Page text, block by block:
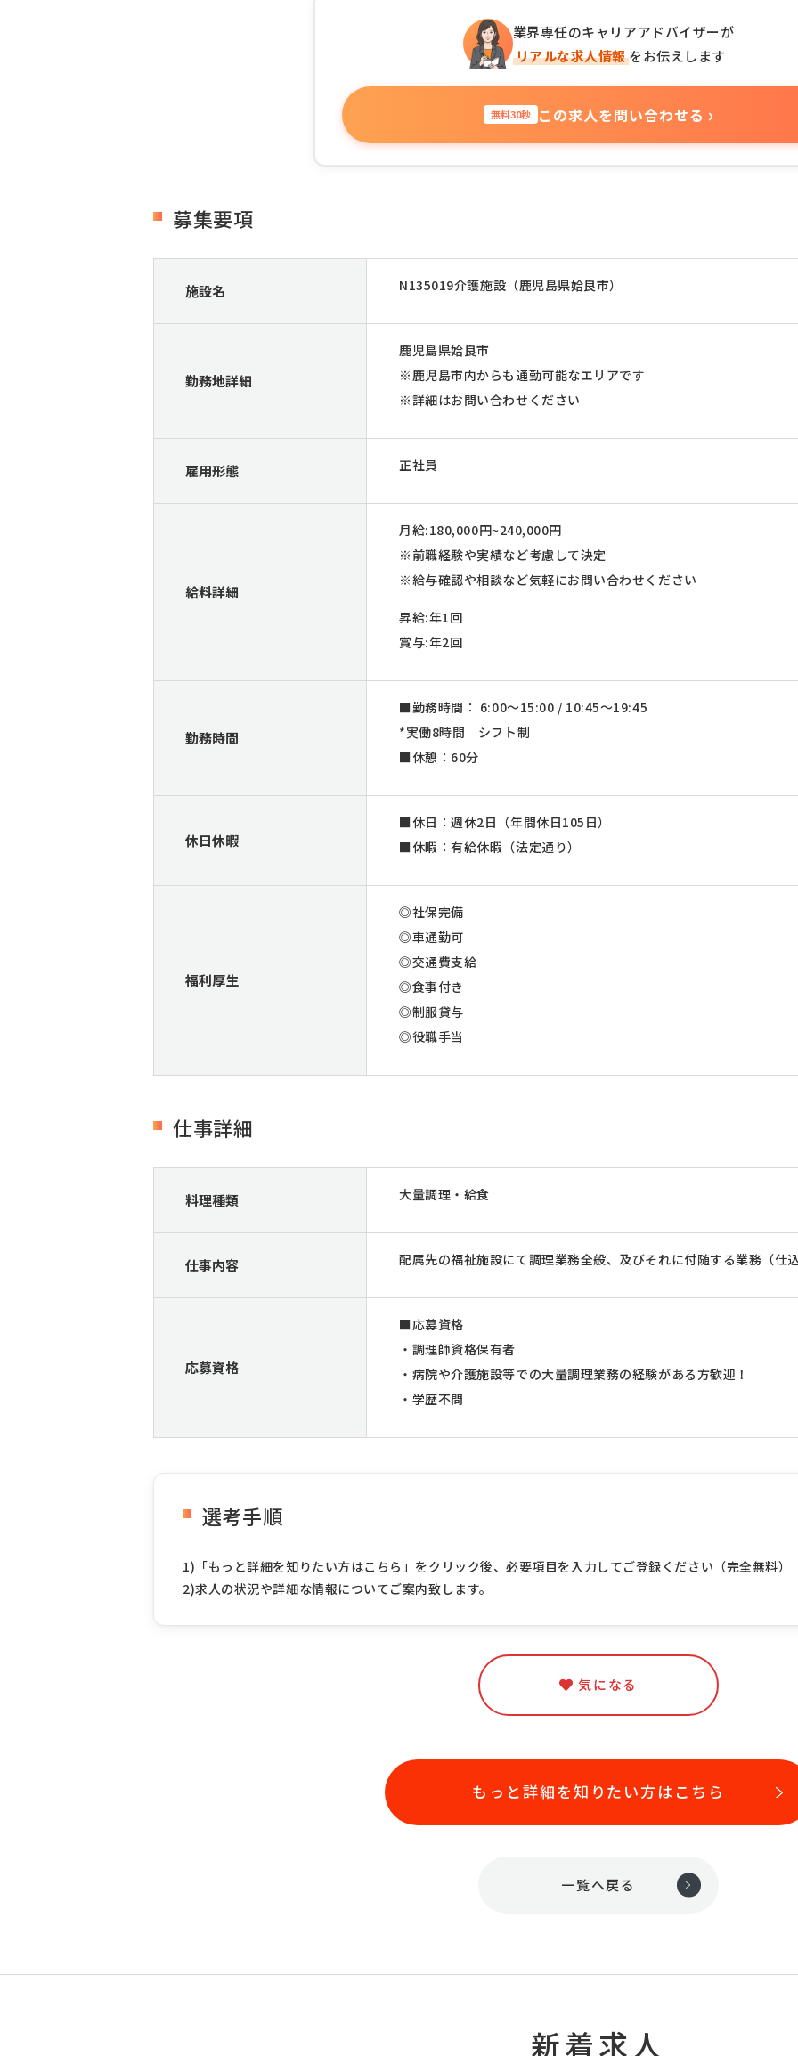
業界専任のキャリアアドバイザーが
リアルな求人情報をお伝えします
無料30秒 この求人を問い合わせる ›
募集要項
施設名 N135019介護施設（鹿児島県姶良市）
勤務地詳細
鹿児島県姶良市
※鹿児島市内からも通勤可能なエリアです
※詳細はお問い合わせください
雇用形態 正社員
給料詳細
月給:180,000円~240,000円
※前職経験や実績など考慮して決定
※給与確認や相談など気軽にお問い合わせください
昇給:年1回
賞与:年2回
勤務時間
■勤務時間： 6:00～15:00 / 10:45～19:45
*実働8時間 シフト制
■休憩：60分
休日休暇
■休日：週休2日（年間休日105日）
■休暇：有給休暇（法定通り）
福利厚生
◎社保完備
◎車通勤可
◎交通費支給
◎食事付き
◎制服貸与
◎役職手当
仕事詳細
料理種類 大量調理・給食
仕事内容 配属先の福祉施設にて調理業務全般、及びそれに付随する業務（仕
応募資格
■応募資格
・調理師資格保有者
・病院や介護施設等での大量調理業務の経験がある方歓迎！
・学歴不問
選考手順
1)「もっと詳細を知りたい方はこちら」をクリック後、必要項目を入力してご登録ください（完全無料）
2)求人の状況や詳細な情報についてご案内致します。
気になる
もっと詳細を知りたい方はこちら
一覧へ戻る
新着求人